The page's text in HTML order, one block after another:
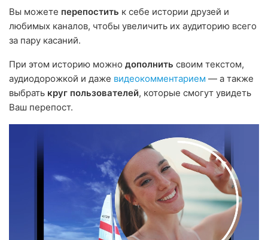
Вы можете перепостить к себе истории друзей и
любимых каналов, чтобы увеличить их аудиторию всего
за пару касаний.
При этом историю можно дополнить своим текстом,
аудиодорожкой и даже видеокомментарием — а также
выбрать круг пользователей, которые смогут увидеть
Ваш перепост.